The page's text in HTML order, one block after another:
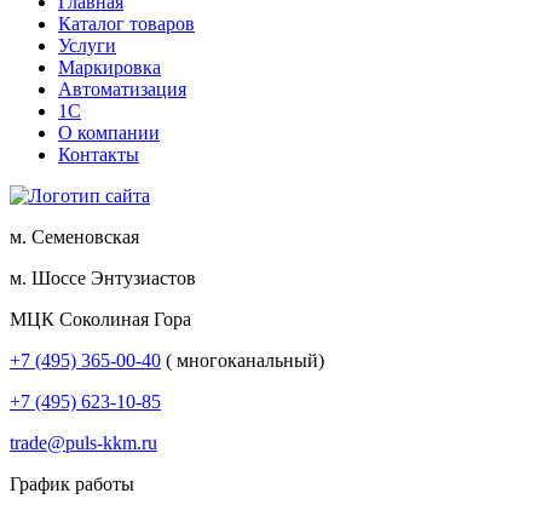
Каталог товаров
Услуги
Маркировка
Автоматизация
1С
О компании
Контакты
м. Семеновская
м. Шоссе Энтузиастов
МЦК Соколиная Гора
+7 (495) 365-00-40 ( многоканальный)
+7 (495) 623-10-85
trade@puls-kkm.ru
График работы